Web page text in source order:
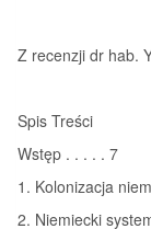
Z recenzji dr hab.
Spis Treści
Wstęp . . . . . 7
1. Kolonizacja
2. Niemiecki